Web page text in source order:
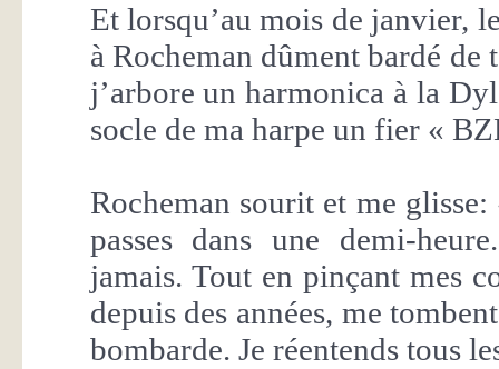
Et lorsqu’au mois de janvier,
à Rocheman dûment bardé
j’arbore un harmonica à la
socle de ma harpe un fier «
Rocheman sourit et me
passes dans une demi-
jamais. Tout en pinçant mes
depuis des années, me
bombarde. Je réentends tous